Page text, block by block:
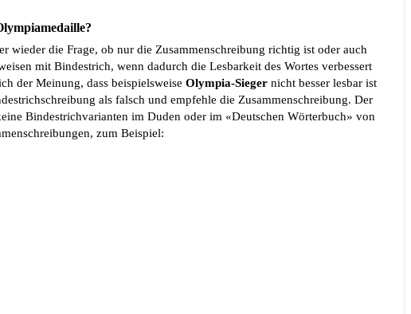
wieder die Frage, ob nur die Zusammenschreibung richtig ist oder auch
mit Bindestrich, wenn dadurch die Lesbarkeit des Wortes verbessert
der Meinung, dass beispielsweise Olympia-Sieger nicht besser lesbar ist
als falsch und empfehle die Zusammenschreibung. Der
Bindestrichvarianten im Duden oder im «Deutschen Wörterbuch» von
zum Beispiel: